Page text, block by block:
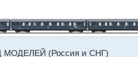
(Россия и СНГ)